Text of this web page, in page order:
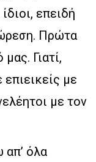
επειδή
Πρώτα
Γιατί,
με
με τον
απ’ όλα